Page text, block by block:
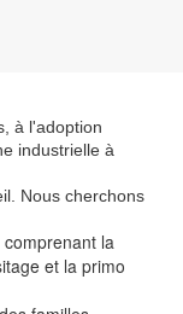
à l'adoption
industrielle à
Nous cherchons
comprenant la
et la primo